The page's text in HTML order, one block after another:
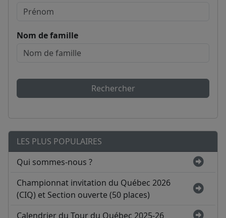
Nom de famille
Rechercher
LES PLUS POPULAIRES
Qui sommes-nous ?
Championnat invitation du Québec 2026
(CIQ) et Section ouverte (50 places)
Calendrier du Tour du Québec 2025-26